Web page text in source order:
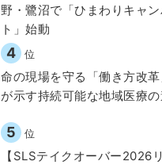
野・鷺沼で「ひまわりキャ
ト」始動
4 位
命の現場を守る「働き方改
が示す持続可能な地域医療の
5 位
【SLSテイクオーバー2026